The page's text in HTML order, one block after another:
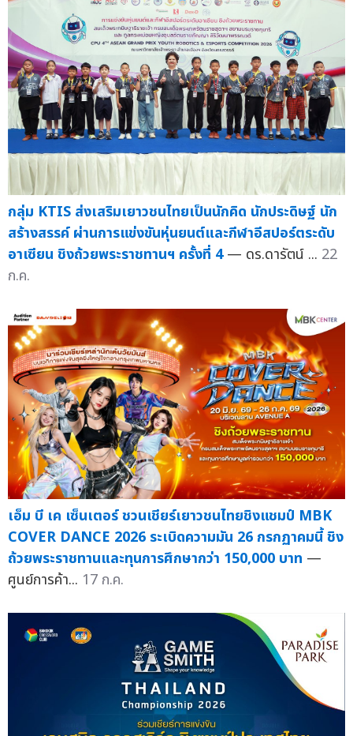
กลุ่ม KTIS ส่งเสริมเยาวชนไทยเป็นนักคิด นักประดิษฐ์ นัก
สร้างสรรค์ ผ่านการแข่งขันหุ่นยนต์และกีฬาอีสปอร์ตระดับ
อาเซียน ชิงถ้วยพระราชทานฯ ครั้งที่ 4 — ดร.ดารัตน์ ... 22
ก.ค.
เอ็ม บี เค เซ็นเตอร์ ชวนเชียร์เยาวชนไทยชิงแชมป์ MBK
COVER DANCE 2026 ระเบิดความมัน 26 กรกฏาคมนี้ ชิง
ถ้วยพระราชทานและทุนการศึกษากว่า 150,000 บาท —
ศูนย์การค้า... 17 ก.ค.